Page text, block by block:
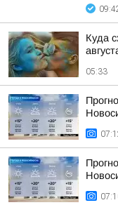
Куда
05:33